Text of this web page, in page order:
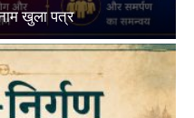
खुला पत्र